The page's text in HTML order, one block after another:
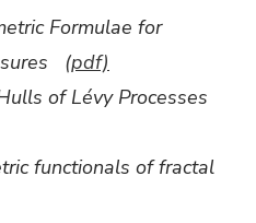
Formulae for
(pdf)
of Lévy Processes
functionals of fractal